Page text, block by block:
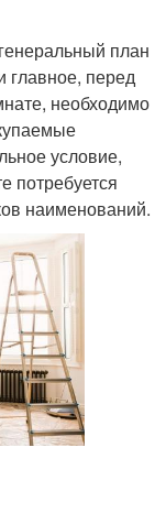
план
главное, перед
необходимо
условие,
потребуется
наименований.